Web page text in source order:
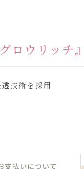
ロウリッチ
技術を採用
支払いについて